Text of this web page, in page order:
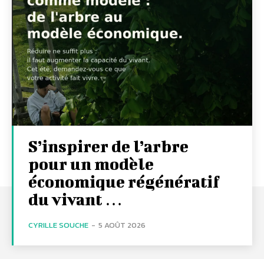
S’inspirer de l’arbre
pour un modèle
économique régénératif
du vivant …
CYRILLE SOUCHE - 5 AOÛT 2026